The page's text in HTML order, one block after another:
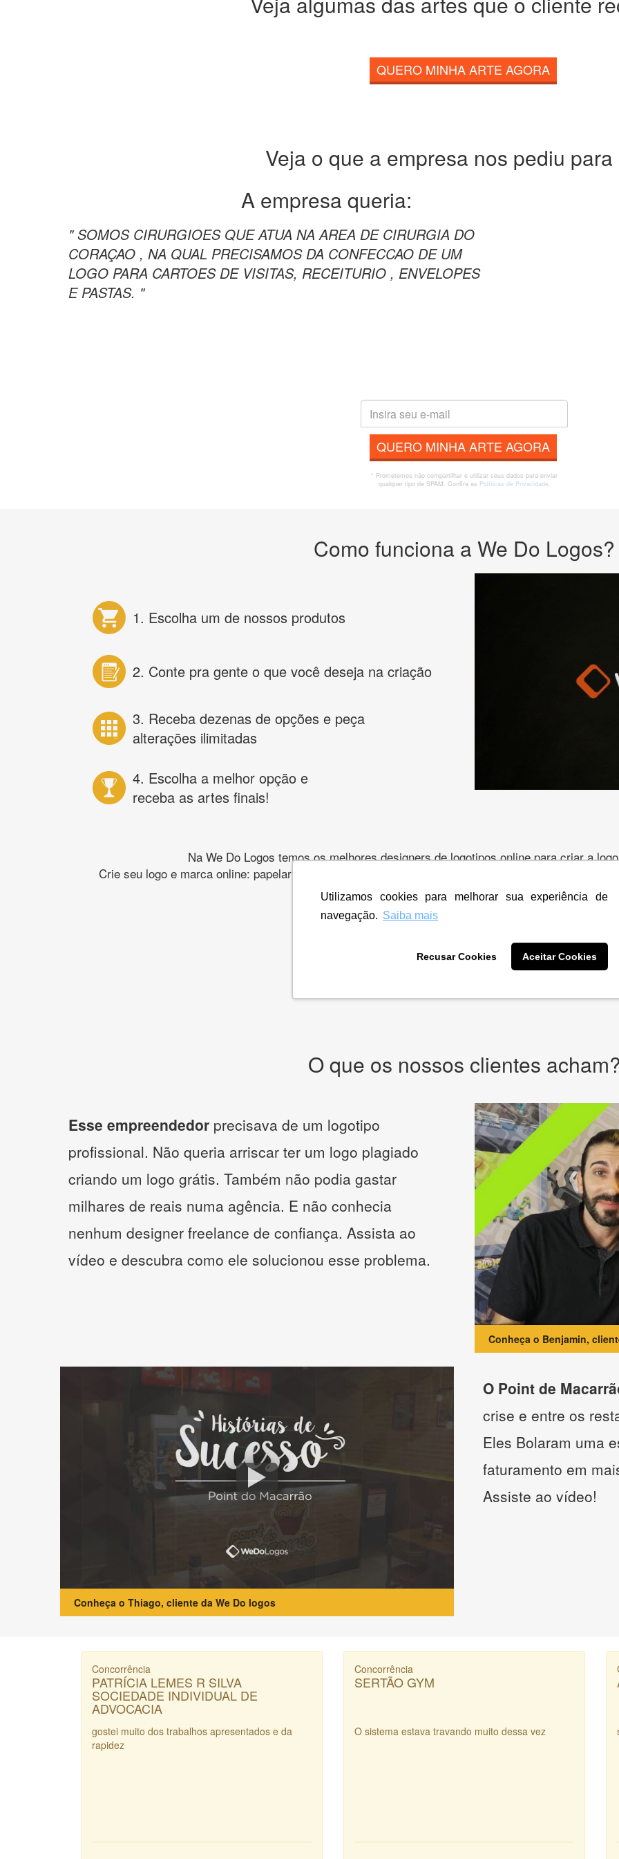
Utilizamos cookies para melhorar sua experiência de
navegação. Saiba mais
Recusar Cookies Aceitar Cookies
QUERO MINHA ARTE AGORA
Veja o que a empresa nos pediu para
A empresa queria:
" SOMOS CIRURGIOES QUE ATUA NA AREA DE CIRURGIA DO
CORAÇAO , NA QUAL PRECISAMOS DA CONFECCAO DE UM
LOGO PARA CARTOES DE VISITAS, RECEITURIO , ENVELOPES
E PASTAS. "
QUERO MINHA ARTE AGORA
* Prometemos não compartilhar e utilizar seus dados para enviar
qualquer tipo de SPAM. Confira as Políticas de Privacidade.
Como funciona a We Do Logos?
1. Escolha um de nossos produtos
2. Conte pra gente o que você deseja na criação
3. Receba dezenas de opções e peça
alterações ilimitadas
4. Escolha a melhor opção e
receba as artes finais!
Na We Do Logos temos os melhores designers de logotipos online para criar a
Crie seu logo e marca online: papelaria, banner, cartão de visita, folder, flyer, website e muito
CRIE SUA MARCA
O que os nossos clientes
Esse empreendedor precisava de um logotipo
profissional. Não queria arriscar ter um logo plagiado
criando um logo grátis. Também não podia gastar
milhares de reais numa agência. E não conhecia
nenhum designer freelance de confiança. Assista ao
vídeo e descubra como ele solucionou esse problema.
Conheça o Benjamin,
Conheça o Thiago, cliente da We Do logos
O Point de
crise e entre os
Eles Bolaram uma
faturamento em
Assiste ao vídeo!
Concorrência
PATRÍCIA LEMES R SILVA
SOCIEDADE INDIVIDUAL DE
ADVOCACIA
gostei muito dos trabalhos apresentados e da
rapidez
Concorrência
SERTÃO GYM
O sistema estava travando muito dessa vez